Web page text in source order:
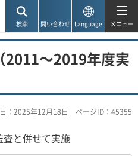
検索 問い合わせ Language メニュー
2011～2019年度実
：2025年12月18日 ページID：45355
と併せて実施